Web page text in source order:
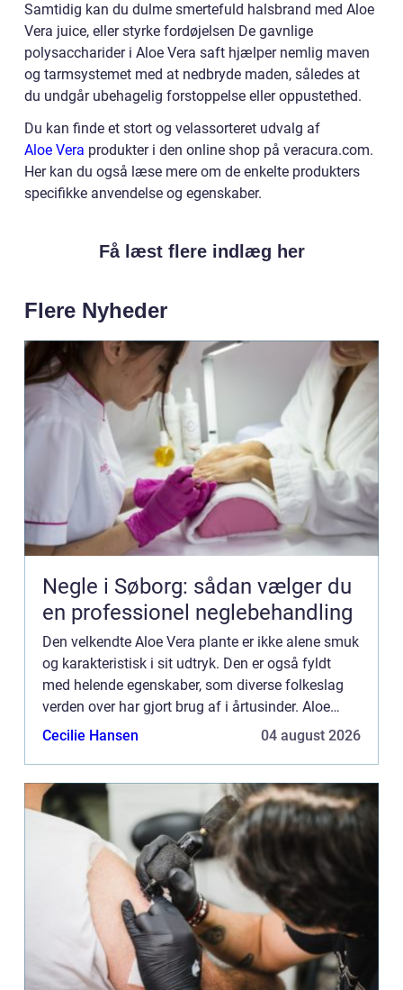
Samtidig kan du dulme smertefuld halsbrand med Aloe
Vera juice, eller styrke fordøjelsen De gavnlige
polysaccharider i Aloe Vera saft hjælper nemlig maven
og tarmsystemet med at nedbryde maden, således at
du undgår ubehagelig forstoppelse eller oppustethed.
Du kan finde et stort og velassorteret udvalg af
Aloe Vera produkter i den online shop på veracura.com.
Her kan du også læse mere om de enkelte produkters
specifikke anvendelse og egenskaber.
Få læst flere indlæg her
Flere Nyheder
Negle i Søborg: sådan vælger du
en professionel neglebehandling
Den velkendte Aloe Vera plante er ikke alene smuk
og karakteristisk i sit udtryk. Den er også fyldt
med helende egenskaber, som diverse folkeslag
verden over har gjort brug af i årtusinder. Aloe
Vera planten tilhører sukkulent fami...
Cecilie Hansen 04 august 2026